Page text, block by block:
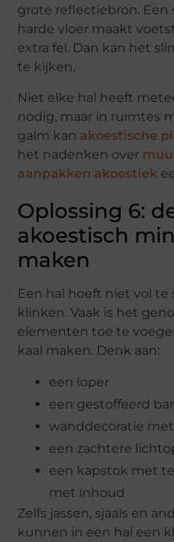
grote reflectiebron. Een
harde vloer maakt
extra fel. Dan kan het
te kijken.
Niet elke hal heeft
nodig, maar in ruimtes
galm kan akoestische
het nadenken over
aanpakken akoestiek
Oplossing 6:
akoestisch
maken
Een hal hoeft niet vol te
klinken. Vaak is het
elementen toe te
kaal maken. Denk aan:
een loper
een gestoffeerd
wanddecoratie
een zachtere
een kapstok met
met inhoud
Zelfs jassen, sjaals en
kunnen in een hal een